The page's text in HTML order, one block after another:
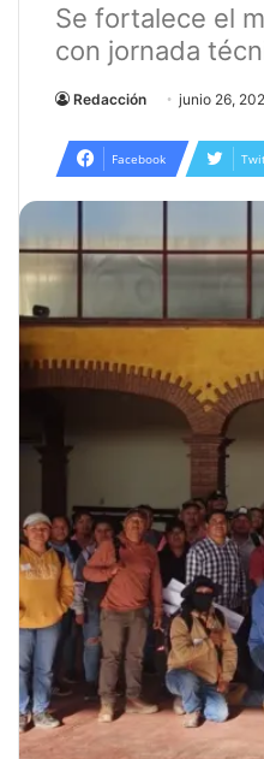
Se fortalece el
con jornada
Redacción junio 26,
Facebook